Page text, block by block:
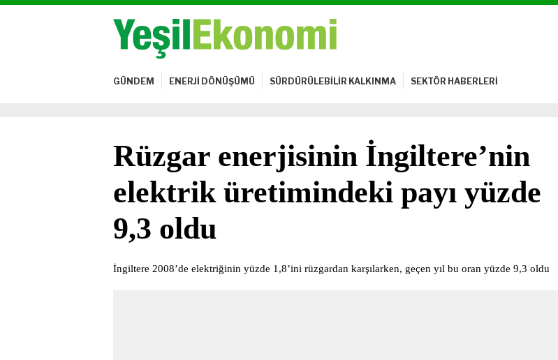
GÜNDEM ENERJİ DÖNÜŞÜMÜ SÜRDÜRÜLEBİLİR KALKINMA SEKTÖR HABERLERİ
Rüzgar enerjisinin İngiltere’nin
elektrik üretimindeki payı yüzde
9,3 oldu
İngiltere 2008’de elektriğinin yüzde 1,8’ini rüzgardan karşılarken, geçen yıl bu oran yüzde 9,3 oldu